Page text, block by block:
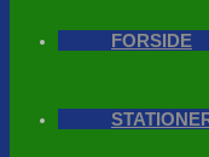
FORSIDE